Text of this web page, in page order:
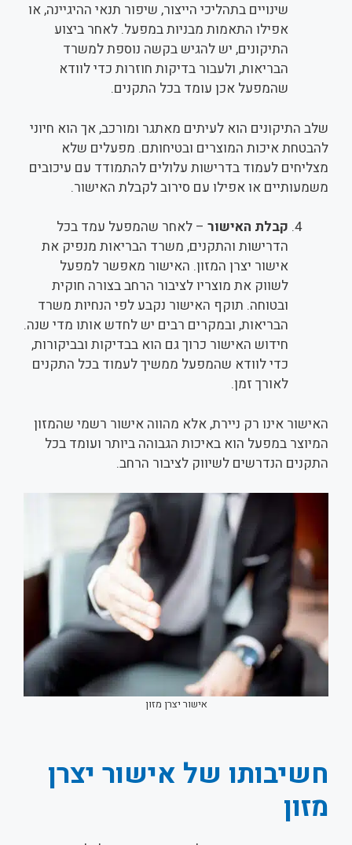
שינויים בתהליכי הייצור, שיפור תנאי ההיגיינה, או
אפילו התאמות מבניות במפעל. לאחר ביצוע
התיקונים, יש להגיש בקשה נוספת למשרד
הבריאות, ולעבור בדיקות חוזרות כדי לוודא
שהמפעל אכן עומד בכל התקנים.
שלב התיקונים הוא לעיתים מאתגר ומורכב, אך הוא חיוני
להבטחת איכות המוצרים ובטיחותם. מפעלים שלא
מצליחים לעמוד בדרישות עלולים להתמודד עם עיכובים
משמעותיים או אפילו עם סירוב לקבלת האישור.
קבלת האישור – לאחר שהמפעל עמד בכל
הדרישות והתקנים, משרד הבריאות מנפיק את
אישור יצרן המזון. האישור מאפשר למפעל
לשווק את מוצריו לציבור הרחב בצורה חוקית
ובטוחה. תוקף האישור נקבע לפי הנחיות משרד
הבריאות, ובמקרים רבים יש לחדש אותו מדי שנה.
חידוש האישור כרוך גם הוא בבדיקות ובביקורות,
כדי לוודא שהמפעל ממשיך לעמוד בכל התקנים
לאורך זמן.
האישור אינו רק ניירת, אלא מהווה אישור רשמי שהמזון
המיוצר במפעל הוא באיכות הגבוהה ביותר ועומד בכל
התקנים הנדרשים לשיווק לציבור הרחב.
אישור יצרן מזון
חשיבותו של אישור יצרן
מזון